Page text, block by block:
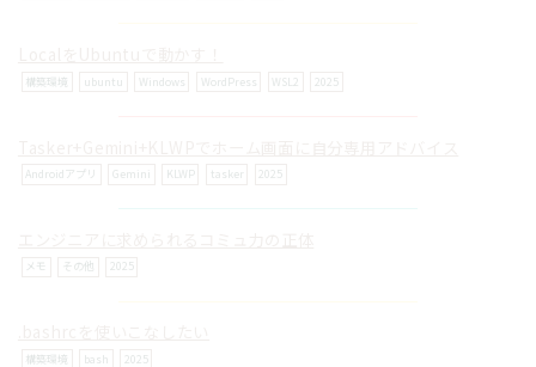
構築環境 ubuntu Windows WordPress WSL2 2025
Androidアプリ Gemini KLWP tasker 2025
メモ その他 2025
構築環境 bash 2025